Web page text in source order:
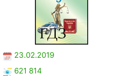
23.02.2019
621 814